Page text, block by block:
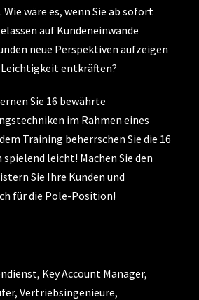
wäre es, wenn Sie ab sofort
auf Kundeneinwände
neue Perspektiven aufzeigen
entkräften?
Sie 16 bewährte
im Rahmen eines
Training beherrschen Sie die 16
leicht! Machen Sie den
Sie Ihre Kunden und
für die Pole-Position!
Key Account Manager,
Vertriebsingenieure,